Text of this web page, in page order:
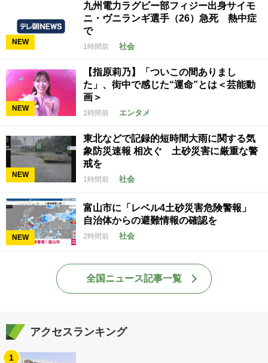
NEW
九州電力ラグビー部フィジー出身サイモ
ニ・ヴニランギ選手（26）急死 熱中症
で
1時間前 社会
NEW
【指原莉乃】「ついこの間ありまし
た」、街中で感じた“運命”とは＜芸能動
画＞
1時間前 エンタメ
NEW
東北などで記録的短時間大雨に関する気
象防災速報 相次ぐ 土砂災害に厳重な警
戒を
1時間前 社会
NEW
富山市に「レベル4土砂災害危険警報」
自治体からの避難情報の確認を
2時間前 社会
全国ニュース記事一覧
アクセスランキング
1